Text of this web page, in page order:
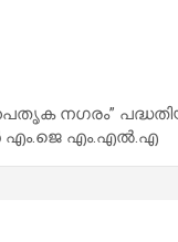
നഗരം”
എം.ജെ എം.എൽ.എ